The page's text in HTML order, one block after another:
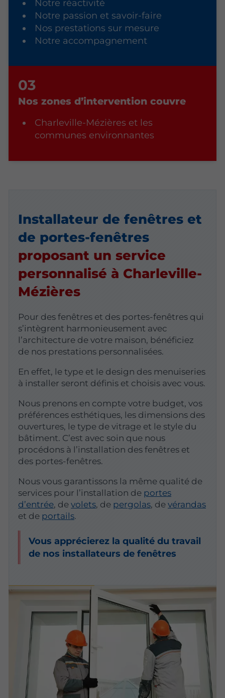
Notre réactivité
Notre passion et savoir-faire
Nos prestations sur mesure
Notre accompagnement
Nos zones d’intervention couvre
Charleville-Mézières et les
communes environnantes
Installateur de fenêtres et
de portes-fenêtres
proposant un service
personnalisé à Charleville-
Mézières
Pour des fenêtres et des portes-fenêtres qui
s’intègrent harmonieusement avec
l’architecture de votre maison, bénéficiez
de nos prestations personnalisées.
En effet, le type et le design des menuiseries
à installer seront définis et choisis avec vous.
Nous prenons en compte votre budget, vos
préférences esthétiques, les dimensions des
ouvertures, le type de vitrage et le style du
bâtiment. C’est avec soin que nous
procédons à l’installation des fenêtres et
des portes-fenêtres.
Nous vous garantissons la même qualité de
services pour l’installation de portes
d’entrée, devolets, de pergolas, devérandas
et de portails.
Vous apprécierez la qualité du travail
de nos installateurs de fenêtres